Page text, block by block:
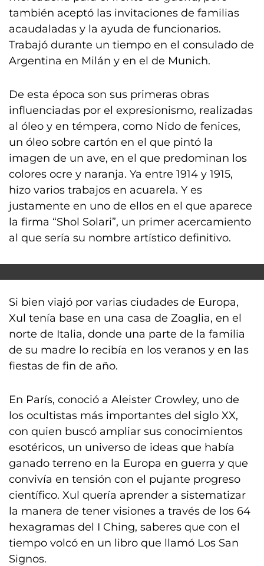
también aceptó las invitaciones de familias
acaudaladas y la ayuda de funcionarios.
Trabajó durante un tiempo en el consulado de
Argentina en Milán y en el de Munich.
De esta época son sus primeras obras
influenciadas por el expresionismo, realizadas
al óleo y en témpera, como Nido de fenices,
un óleo sobre cartón en el que pintó la
imagen de un ave, en el que predominan los
colores ocre y naranja. Ya entre 1914 y 1915,
hizo varios trabajos en acuarela. Y es
justamente en uno de ellos en el que aparece
la firma “Shol Solari”, un primer acercamiento
al que sería su nombre artístico definitivo.
Si bien viajó por varias ciudades de Europa,
Xul tenía base en una casa de Zoaglia, en el
norte de Italia, donde una parte de la familia
de su madre lo recibía en los veranos y en las
fiestas de fin de año.
En París, conoció a Aleister Crowley, uno de
los ocultistas más importantes del siglo XX,
con quien buscó ampliar sus conocimientos
esotéricos, un universo de ideas que había
ganado terreno en la Europa en guerra y que
convivía en tensión con el pujante progreso
científico. Xul quería aprender a sistematizar
la manera de tener visiones a través de los 64
hexagramas del I Ching, saberes que con el
tiempo volcó en un libro que llamó Los San
Signos.